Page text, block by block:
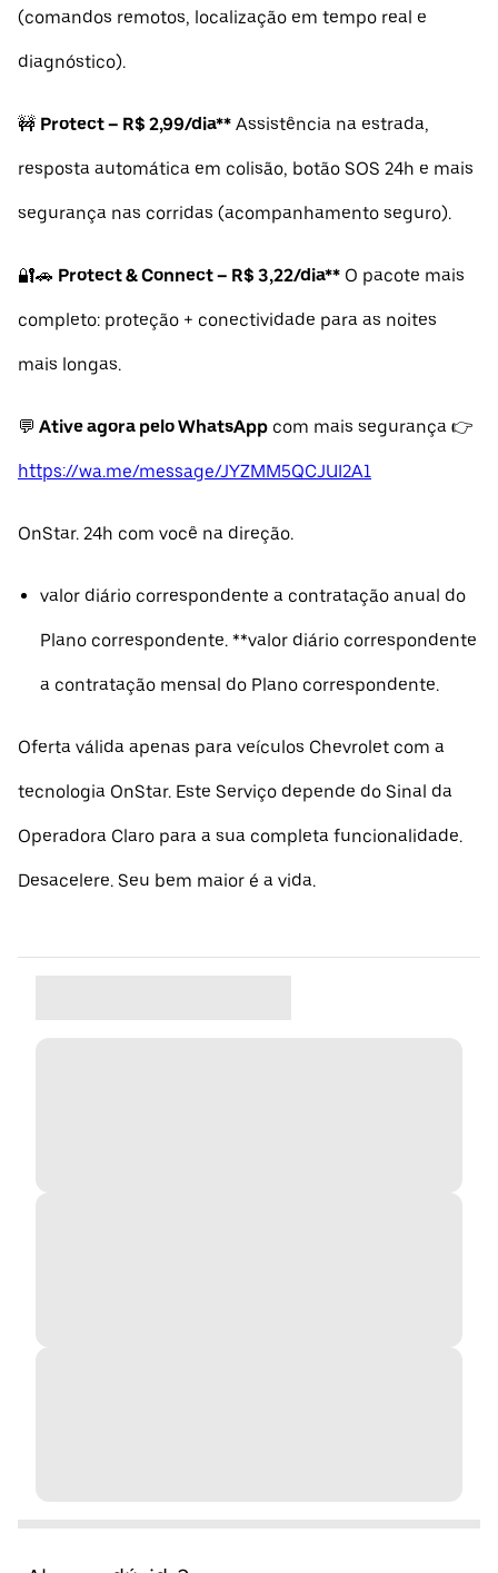
(comandos remotos, localização em tempo real e
diagnóstico).
🚧 Protect – R$ 2,99/dia** Assistência na estrada,
resposta automática em colisão, botão SOS 24h e mais
segurança nas corridas (acompanhamento seguro).
🔐🚗 Protect & Connect – R$ 3,22/dia** O pacote mais
completo: proteção + conectividade para as noites
mais longas.
💬 Ative agora pelo WhatsApp com mais segurança 👉
https://wa.me/message/JYZMM5QCJUI2A1
OnStar. 24h com você na direção.
valor diário correspondente a contratação anual do
Plano correspondente. **valor diário correspondente
a contratação mensal do Plano correspondente.
Oferta válida apenas para veículos Chevrolet com a
tecnologia OnStar. Este Serviço depende do Sinal da
Operadora Claro para a sua completa funcionalidade.
Desacelere. Seu bem maior é a vida.